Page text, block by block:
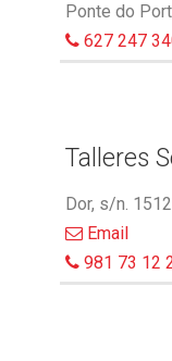
Ponte do
627 247
Talleres
Dor, s/n.
Email
981 73 12